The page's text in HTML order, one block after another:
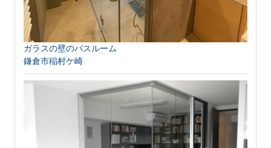
ガラスの壁のバスルーム
鎌倉市稲村ケ崎